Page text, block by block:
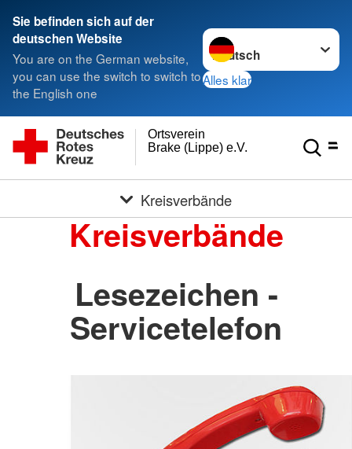
Sie befinden sich auf der
deutschen Website
You are on the German website,
you can use the switch to switch to
the English one
Sprache wechseln zu
Alles klar
Brake (Lippe) e.V.
Ortsverein
Kreisverbände
Kreisverbände
Lesezeichen -
Servicetelefon